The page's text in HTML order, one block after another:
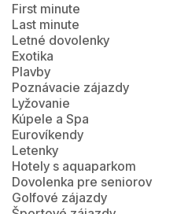
First minute
Last minute
Letné dovolenky
Exotika
Plavby
Poznávacie zájazdy
Lyžovanie
Kúpele a Spa
Eurovíkendy
Letenky
Hotely s aquaparkom
Dovolenka pre seniorov
Golfové zájazdy